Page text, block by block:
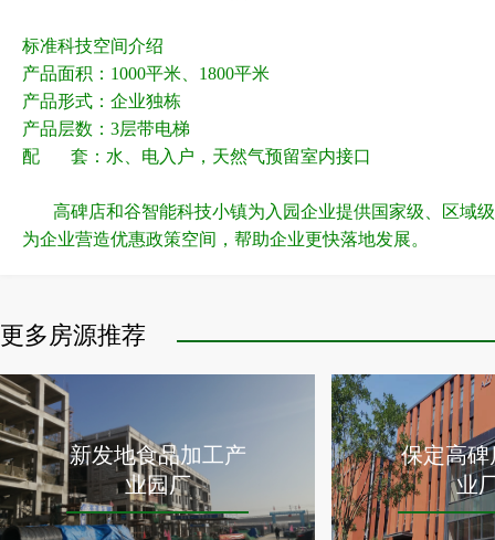
标准科技空间介绍
产品面积：1000平米、1800平米
产品形式：企业独栋
产品层数：3层带电梯
配 套：水、电入户，天然气预留室内接口
高碑店和谷智能科技小镇为入园企业提供国家级、区域
为企业营造优惠政策空间，帮助企业更快落地发展。
更多房源推荐
新发地食品加工产
业园厂
保定高碑
业